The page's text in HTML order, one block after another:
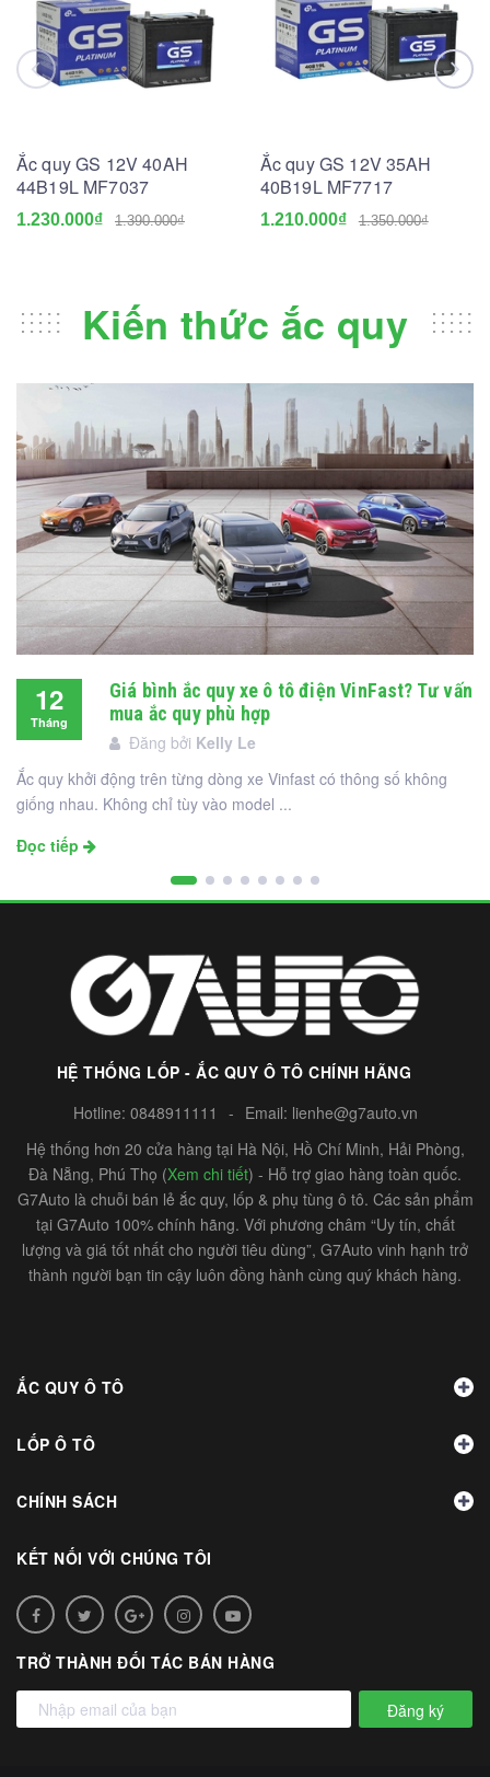
Ắc quy GS 12V 40AH
44B19L MF7037
1.230.000₫ 1.390.000₫
Ắc quy GS 12V 35AH
40B19L MF7717
1.210.000₫ 1.350.000₫
Kiến thức ắc quy
12
Tháng
Giá bình ắc quy xe ô tô điện VinFast? Tư vấn
mua ắc quy phù hợp
Đăng bởi Kelly Le
Ắc quy khởi động trên từng dòng xe Vinfast có thông số không
giống nhau. Không chỉ tùy vào model ...
Đọc tiếp
HỆ THỐNG LỐP - ẮC QUY Ô TÔ CHÍNH HÃNG
Hotline: 0848911111 - Email: lienhe@g7auto.vn
Hệ thống hơn 20 cửa hàng tại Hà Nội, Hồ Chí Minh, Hải Phòng,
Đà Nẵng, Phú Thọ (Xem chi tiết) - Hỗ trợ giao hàng toàn quốc.
G7Auto là chuỗi bán lẻ ắc quy, lốp & phụ tùng ô tô. Các sản phẩm
tại G7Auto 100% chính hãng. Với phương châm “Uy tín, chất
lượng và giá tốt nhất cho người tiêu dùng”, G7Auto vinh hạnh trở
thành người bạn tin cậy luôn đồng hành cùng quý khách hàng.
ẮC QUY Ô TÔ
LỐP Ô TÔ
CHÍNH SÁCH
KẾT NỐI VỚI CHÚNG TÔI
TRỞ THÀNH ĐỐI TÁC BÁN HÀNG
Đăng ký